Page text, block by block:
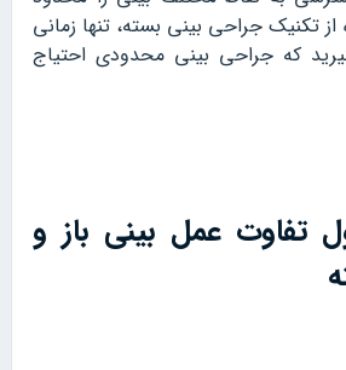
تکنیک جراحی بینی بسته، تنها زمانی
که جراحی بینی محدودی احتیاج
تفاوت عمل بینی باز و